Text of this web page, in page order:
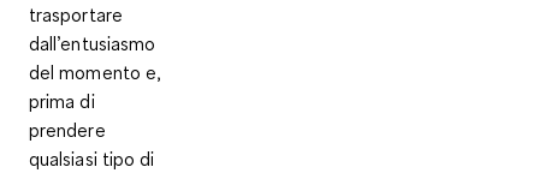
trasportare
dall’entusiasmo
del momento e,
prima di
prendere
qualsiasi tipo di